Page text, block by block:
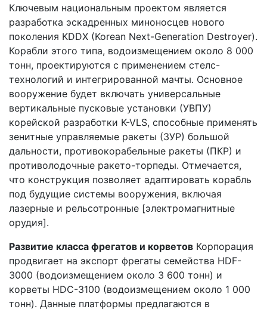
Ключевым национальным проектом является
разработка эскадренных миноносцев нового
поколения KDDX (Korean Next-Generation Destroyer).
Корабли этого типа, водоизмещением около 8 000
тонн, проектируются с применением стелс-
технологий и интегрированной мачты. Основное
вооружение будет включать универсальные
вертикальные пусковые установки (УВПУ)
корейской разработки K-VLS, способные применять
зенитные управляемые ракеты (ЗУР) большой
дальности, противокорабельные ракеты (ПКР) и
противолодочные ракето-торпеды. Отмечается,
что конструкция позволяет адаптировать корабль
под будущие системы вооружения, включая
лазерные и рельсотронные [электромагнитные
орудия].
Развитие класса фрегатов и корветов Корпорация
продвигает на экспорт фрегаты семейства HDF-
3000 (водоизмещением около 3 600 тонн) и
корветы HDC-3100 (водоизмещением около 1 000
тонн). Данные платформы предлагаются в